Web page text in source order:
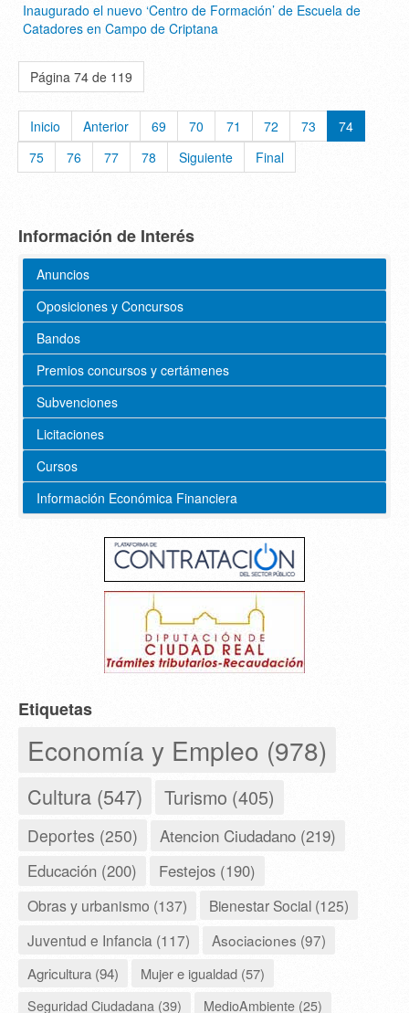
Inaugurado el nuevo ‘Centro de Formación’ de Escuela de
Catadores en Campo de Criptana
Página 74 de 119
Inicio Anterior 69 70 71 72 73
74
75
76 77 78 Siguiente Final
Información de Interés
Anuncios
Oposiciones y Concursos
Bandos
Premios concursos y certámenes
Subvenciones
Licitaciones
Cursos
Información Económica Financiera
Etiquetas
Economía y Empleo (978)
Cultura (547) Turismo (405)
Deportes (250) Atencion Ciudadano (219)
Educación (200) Festejos (190)
Obras y urbanismo (137)
Bienestar Social (125)
Juventud e Infancia (117)
Asociaciones (97)
Agricultura (94)
Mujer e igualdad (57)
Seguridad Ciudadana (39)
MedioAmbiente (25)